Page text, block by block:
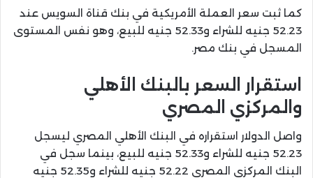
كما ثبت سعر العملة الأمريكية في بنك قناة السويس عند
52.23 جنيه للشراء و52.33 جنيه للبيع، وهو نفس المستوى
المسجل في بنك مصر.
استقرار السعر بالبنك الأهلي
والمركزي المصري
واصل الدولار استقراره في البنك الأهلي المصري ليسجل
52.23 جنيه للشراء و52.33 جنيه للبيع، بينما سجل في
البنك المركزي المصري 52.22 جنيه للشراء و52.35 جنيه